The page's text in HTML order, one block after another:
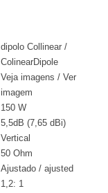
dipolo Collinear /
ColinearDipole
Veja imagens / Ver
imagem
150 W
5,5dB (7,65 dBi)
Vertical
50 Ohm
Ajustado / ajusted
1,2: 1